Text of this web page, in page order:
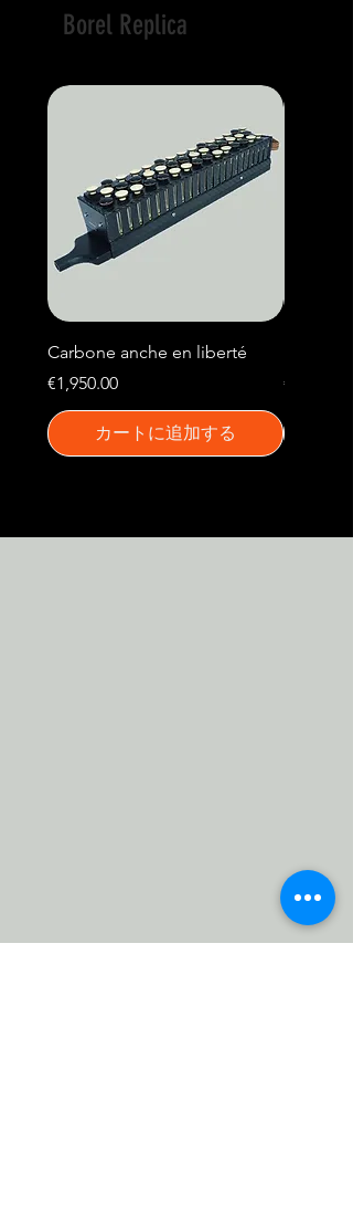
Borel Replica
Carbone anche en liberté
価格
€1,950.00
カートに追加する
価格
€2,200.00